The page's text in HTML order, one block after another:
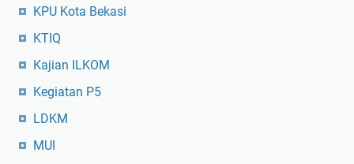
KPU Kota Bekasi
KTIQ
Kajian ILKOM
Kegiatan P5
LDKM
MUI